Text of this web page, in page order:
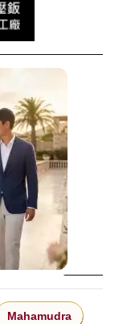
Mahamudra